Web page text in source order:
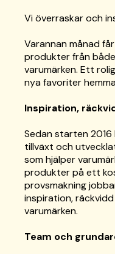
Vi överraskar och
Varannan månad
produkter från
varumärken. Ett
nya favoriter
Inspiration,
Sedan starten
tillväxt och
som hjälper
produkter på ett
provsmakning
inspiration,
varumärken.
Team och